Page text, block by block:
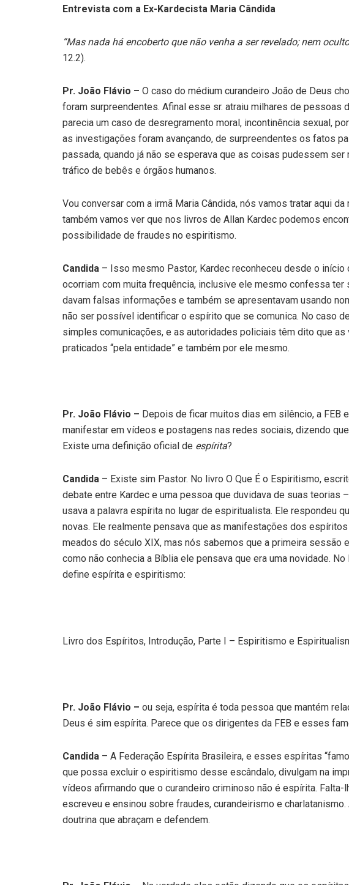
Entrevista com a Ex-Kardecista Maria Cândida
“Mas nada há encoberto que não venha a ser revelado; nem
12.2).
Pr. João Flávio – O caso do médium curandeiro João de Deus
foram surpreendentes. Afinal esse sr. atraiu milhares de pessoas
parecia um caso de desregramento moral, incontinência sexual,
as investigações foram avançando, de surpreendentes os fatos
passada, quando já não se esperava que as coisas pudessem
tráfico de bebês e órgãos humanos.
Vou conversar com a irmã Maria Cândida, nós vamos tratar aqui
também vamos ver que nos livros de Allan Kardec podemos
possibilidade de fraudes no espiritismo.
Candida – Isso mesmo Pastor, Kardec reconheceu desde o
ocorriam com muita frequência, inclusive ele mesmo confessa
davam falsas informações e também se apresentavam usando
não ser possível identificar o espírito que se comunica. No caso
simples comunicações, e as autoridades policiais têm dito que
praticados “pela entidade” e também por ele mesmo.
Pr. João Flávio – Depois de ficar muitos dias em silêncio, a FEB
manifestar em vídeos e postagens nas redes sociais, dizendo
Existe uma definição oficial de espírita?
Candida – Existe sim Pastor. No livro O Que É o Espiritismo,
debate entre Kardec e uma pessoa que duvidava de suas teorias
usava a palavra espírita no lugar de espiritualista. Ele respondeu
novas. Ele realmente pensava que as manifestações dos
meados do século XIX, mas nós sabemos que a primeira sessão
como não conhecia a Bíblia ele pensava que era uma novidade.
define espírita e espiritismo:
Livro dos Espíritos, Introdução, Parte I – Espiritismo e
Pr. João Flávio – ou seja, espírita é toda pessoa que mantém
Deus é sim espírita. Parece que os dirigentes da FEB e esses
Candida – A Federação Espírita Brasileira, e esses espíritas
que possa excluir o espiritismo desse escândalo, divulgam na
vídeos afirmando que o curandeiro criminoso não é espírita.
escreveu e ensinou sobre fraudes, curandeirismo e
doutrina que abraçam e defendem.